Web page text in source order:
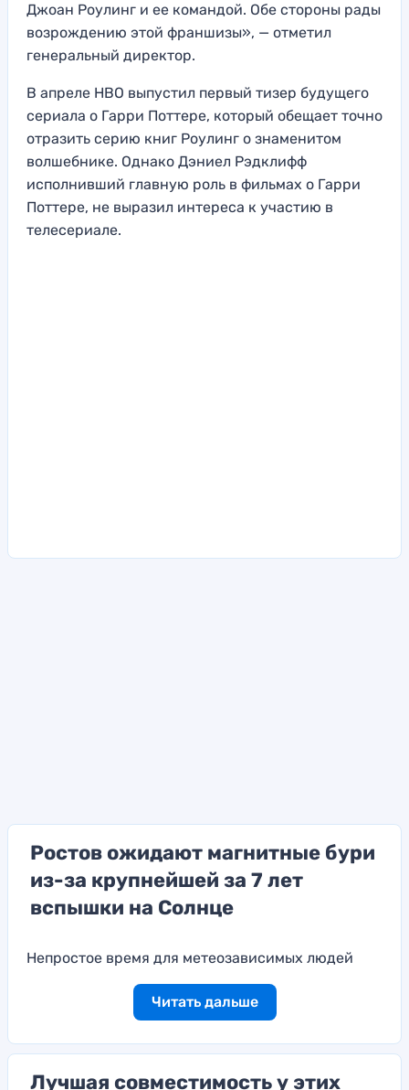
Джоан Роулинг и ее командой. Обе стороны рады
возрождению этой франшизы», — отметил
генеральный директор.
В апреле HBO выпустил первый тизер будущего
сериала о Гарри Поттере, который обещает точно
отразить серию книг Роулинг о знаменитом
волшебнике. Однако Дэниел Рэдклифф
исполнивший главную роль в фильмах о Гарри
Поттере, не выразил интереса к участию в
телесериале.
Ростов ожидают магнитные бури
из-за крупнейшей за 7 лет
вспышки на Солнце
Непростое время для метеозависимых людей
Читать дальше
Лучшая совместимость у этих